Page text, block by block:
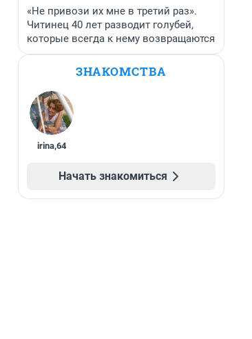
«Не привози их мне в третий раз».
Читинец 40 лет разводит голубей,
которые всегда к нему возвращаются
ЗНАКОМСТВА
irina,64
Начать знакомиться